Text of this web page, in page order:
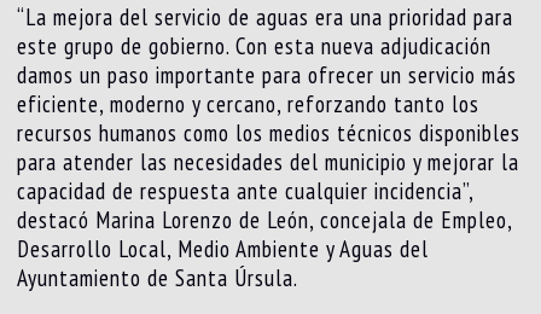
“La mejora del servicio de aguas era una prioridad para
este grupo de gobierno. Con esta nueva adjudicación
damos un paso importante para ofrecer un servicio más
eficiente, moderno y cercano, reforzando tanto los
recursos humanos como los medios técnicos disponibles
para atender las necesidades del municipio y mejorar la
capacidad de respuesta ante cualquier incidencia”,
destacó Marina Lorenzo de León, concejala de Empleo,
Desarrollo Local, Medio Ambiente y Aguas del
Ayuntamiento de Santa Úrsula.